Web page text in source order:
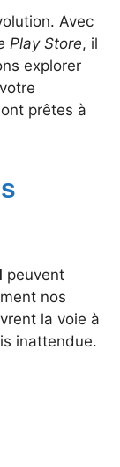
Avec
Play Store, il
explorer
prêtes à
peuvent
nos
la voie à
inattendue.